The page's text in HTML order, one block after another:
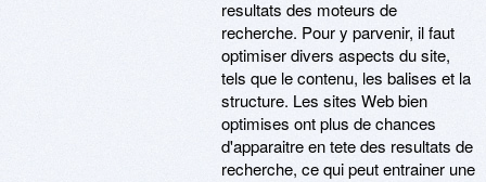
resultats des moteurs de
recherche. Pour y parvenir, il faut
optimiser divers aspects du site,
tels que le contenu, les balises et la
structure. Les sites Web bien
optimises ont plus de chances
d'apparaitre en tete des resultats de
recherche, ce qui peut entrainer une